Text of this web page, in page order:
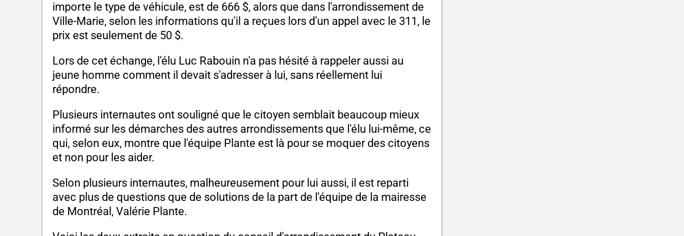
importe le type de véhicule, est de 666 $, alors que dans l'arrondissement de
Ville-Marie, selon les informations qu'il a reçues lors d'un appel avec le 311, le
prix est seulement de 50 $.
Lors de cet échange, l'élu Luc Rabouin n'a pas hésité à rappeler aussi au
jeune homme comment il devait s'adresser à lui, sans réellement lui
répondre.
Plusieurs internautes ont souligné que le citoyen semblait beaucoup mieux
informé sur les démarches des autres arrondissements que l'élu lui-même, ce
qui, selon eux, montre que l'équipe Plante est là pour se moquer des citoyens
et non pour les aider.
Selon plusieurs internautes, malheureusement pour lui aussi, il est reparti
avec plus de questions que de solutions de la part de l'équipe de la mairesse
de Montréal, Valérie Plante.